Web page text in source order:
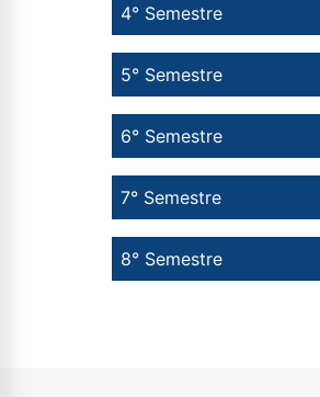
8° Semestre
7° Semestre
6° Semestre
5° Semestre
4° Semestre